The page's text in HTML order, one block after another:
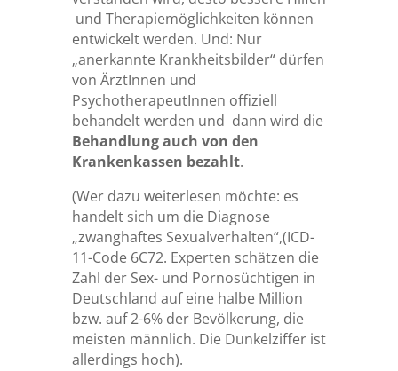
und Therapiemöglichkeiten können
entwickelt werden. Und: Nur
„anerkannte Krankheitsbilder“ dürfen
von ÄrztInnen und
PsychotherapeutInnen offiziell
behandelt werden und dann wird die
Behandlung auch von den
Krankenkassen bezahlt.
(Wer dazu weiterlesen möchte: es
handelt sich um die Diagnose
„zwanghaftes Sexualverhalten“,(ICD-
11-Code 6C72. Experten schätzen die
Zahl der Sex- und Pornosüchtigen in
Deutschland auf eine halbe Million
bzw. auf 2-6% der Bevölkerung, die
meisten männlich. Die Dunkelziffer ist
allerdings hoch).